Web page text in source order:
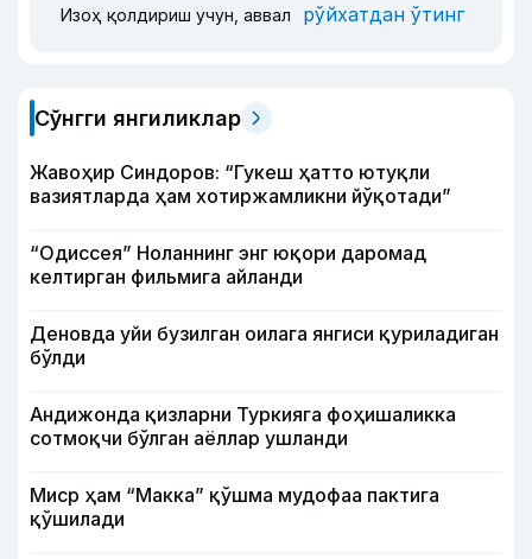
Изоҳ қолдириш учун, аввал рўйхатдан ўтинг
Сўнгги янгиликлар
Жавоҳир Синдоров: “Гукеш ҳатто ютуқли
вазиятларда ҳам хотиржамликни йўқотади”
“Одиссея” Ноланнинг энг юқори даромад
келтирган фильмига айланди
Деновда уйи бузилган оилага янгиси қуриладиган
бўлди
Андижонда қизларни Туркияга фоҳишаликка
сотмоқчи бўлган аёллар ушланди
Миср ҳам “Макка” қўшма мудофаа пактига
қўшилади